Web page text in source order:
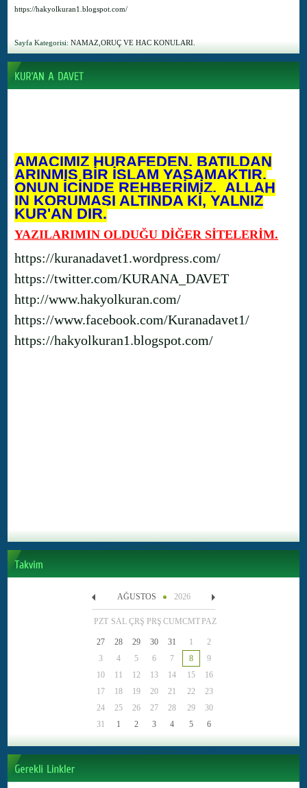
AMACIMIZ HURAFEDEN, BATILDAN
ARINMIŞ BİR İSLAM YAŞAMAKTIR.
ONUN İÇİNDE REHBERİMİZ, ALLAH
IN KORUMASI ALTINDA Kİ, YALNIZ
KUR'AN DIR.
YAZILARIMIN OLDUĞU DİĞER SİTELERİM.
https://kuranadavet1.wordpress.com/
https://twitter.com/KURANA_DAVET
http://www.hakyolkuran.com/
https://www.facebook.com/Kuranadavet1/
https://hakyolkuran1.blogspot.com/
https://hakyolkuran1.blogspot.com/
Sayfa Kategorisi: NAMAZ,ORUÇ VE HAC KONULARI.